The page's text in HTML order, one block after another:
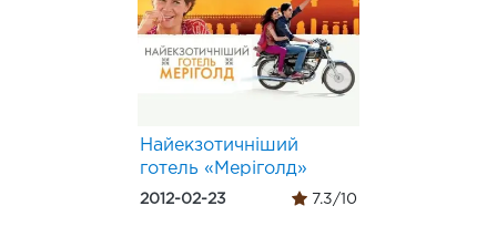
Найекзотичніший
готель «Меріголд»
2012-02-23 7.3/10